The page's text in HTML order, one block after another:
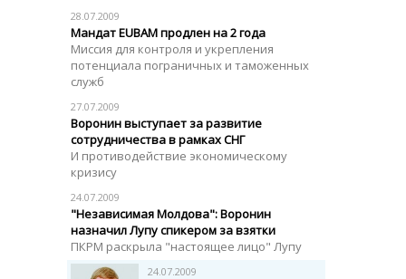
28.07.2009
Мандат EUBAM продлен на 2 года
Миссия для контроля и укрепления
потенциала пограничных и таможенных
служб
27.07.2009
Воронин выступает за развитие
сотрудничества в рамках СНГ
И противодействие экономическому
кризису
24.07.2009
"Независимая Молдова": Воронин
назначил Лупу спикером за взятки
ПКРМ раскрыла "настоящее лицо" Лупу
24.07.2009